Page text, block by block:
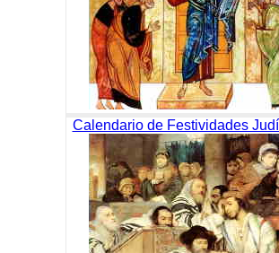
Calendario de Festividades